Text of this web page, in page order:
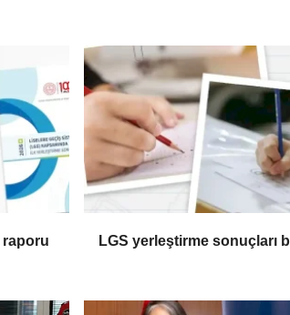
raporu
LGS yerleştirme sonuçları